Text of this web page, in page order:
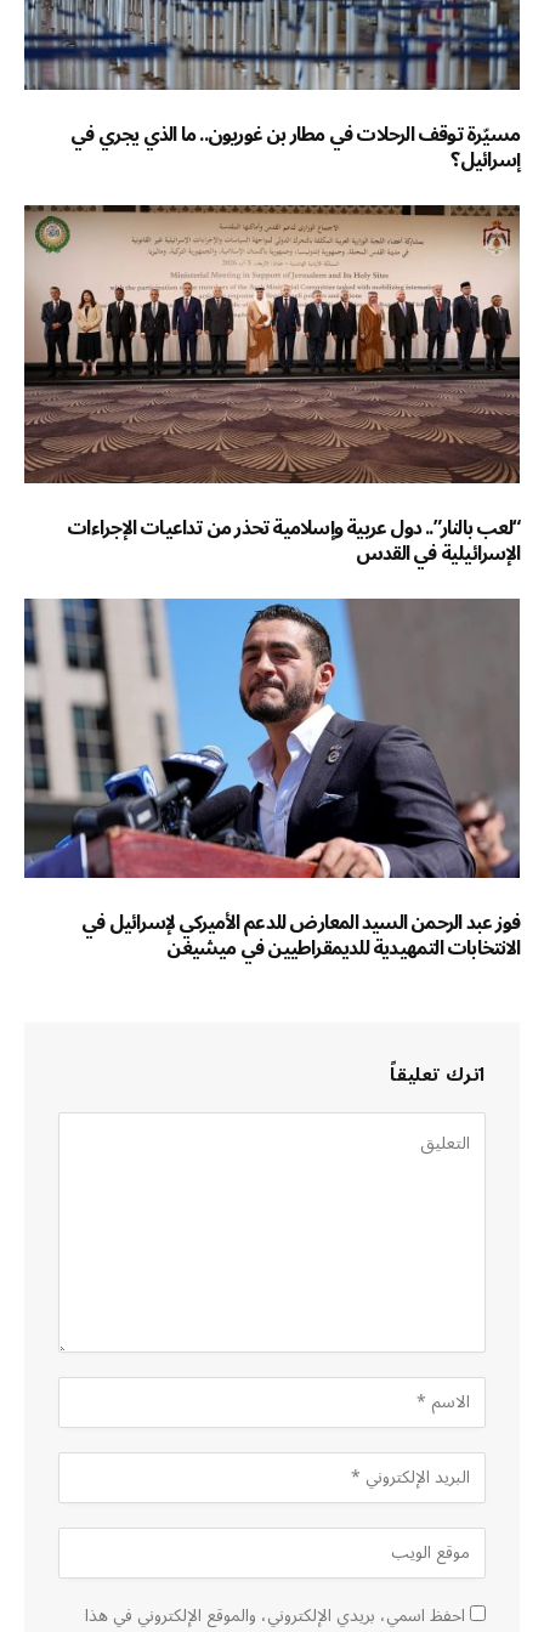
مسيّرة توقف الرحلات في مطار بن غوريون.. ما الذي يجري في
إسرائيل؟
“لعب بالنار”.. دول عربية وإسلامية تحذر من تداعيات الإجراءات
الإسرائيلية في القدس
فوز عبد الرحمن السيد المعارض للدعم الأميركي لإسرائيل في
الانتخابات التمهيدية للديمقراطيين في ميشيغن
اترك تعليقاً
احفظ اسمي، بريدي الإلكتروني، والموقع الإلكتروني في هذا